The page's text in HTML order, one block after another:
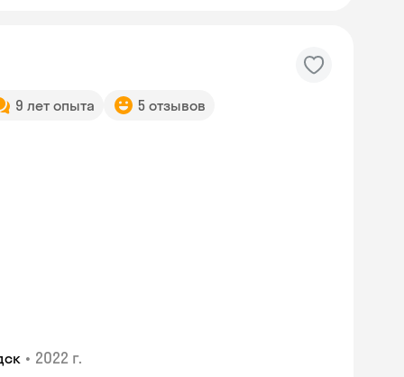
9 лет опыта 5 отзывов
• 2022 г.